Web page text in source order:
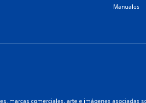
Manuales
marcas comerciales, arte e imágenes asociadas